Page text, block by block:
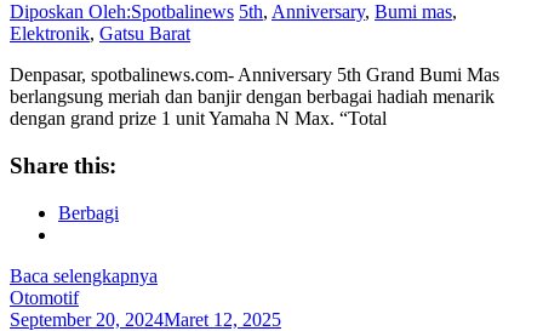
Diposkan Oleh:Spotbalinews 5th, Anniversary, Bumi mas,
Elektronik, Gatsu Barat
Denpasar, spotbalinews.com- Anniversary 5th Grand Bumi Mas
berlangsung meriah dan banjir dengan berbagai hadiah menarik
dengan grand prize 1 unit Yamaha N Max. “Total
Share this:
Berbagi
Baca selengkapnya
Otomotif
September 20, 2024Maret 12, 2025